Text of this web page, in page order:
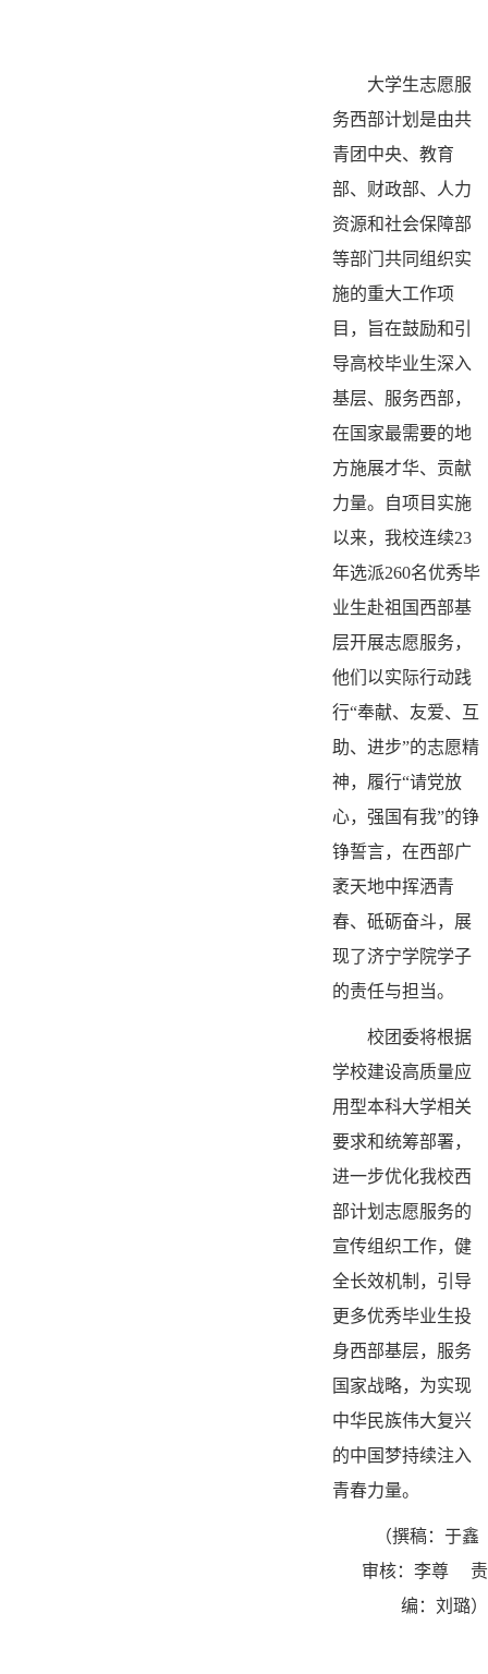
大学生志愿服
务西部计划是由共
青团中央、教育
部、财政部、人力
资源和社会保障部
等部门共同组织实
施的重大工作项
目，旨在鼓励和引
导高校毕业生深入
基层、服务西部，
在国家最需要的地
方施展才华、贡献
力量。自项目实施
以来，我校连续23
年选派260名优秀毕
业生赴祖国西部基
层开展志愿服务，
他们以实际行动践
行“奉献、友爱、互
助、进步”的志愿精
神，履行“请党放
心，强国有我”的铮
铮誓言，在西部广
袤天地中挥洒青
春、砥砺奋斗，展
现了济宁学院学子
的责任与担当。
校团委将根据
学校建设高质量应
用型本科大学相关
要求和统筹部署，
进一步优化我校西
部计划志愿服务的
宣传组织工作，健
全长效机制，引导
更多优秀毕业生投
身西部基层，服务
国家战略，为实现
中华民族伟大复兴
的中国梦持续注入
青春力量。
（撰稿：于鑫
审核：李尊 责
编：刘璐）